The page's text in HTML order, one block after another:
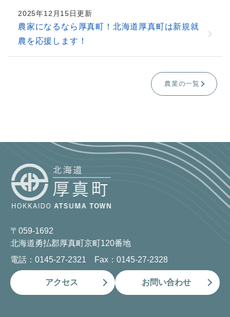
2025年12月15日更新
農家になるなら厚真町！北海道厚真町は新規就
農を応援します！
農業の一覧
〒059-1692
北海道勇払郡厚真町京町120番地
電話：0145-27-2321 Fax：0145-27-2328
アクセス お問い合わせ